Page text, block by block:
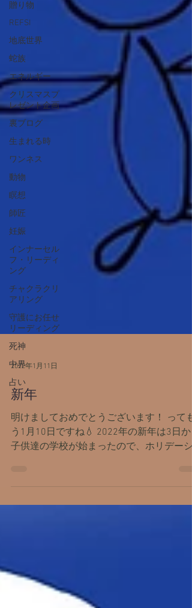
贈り物
REFSI
地底世界
蛇族
エネルギー
クリスマスプ
レゼント企画
裏ブログ
生まれる時
ワンネス
動物
瞑想
師匠
妊娠
インナーセル
フ・リーディ
ング
チャクラクリ
アリング
守護にお任せ
リーディング
死神
中界
占い
2022年1月11日
新年
明けましておめでとうございます！ っても
ズンからサクッと日常に戻りました。 私は
現在妊娠32週、9カ月に入りました。 先日